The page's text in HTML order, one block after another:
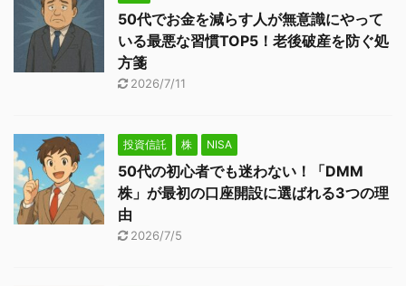
50代でお金を減らす人が無意識にやって
いる最悪な習慣TOP5！老後破産を防ぐ処
方箋
2026/7/11
投資信託 株 NISA
50代の初心者でも迷わない！「DMM
株」が最初の口座開設に選ばれる3つの理
由
2026/7/5